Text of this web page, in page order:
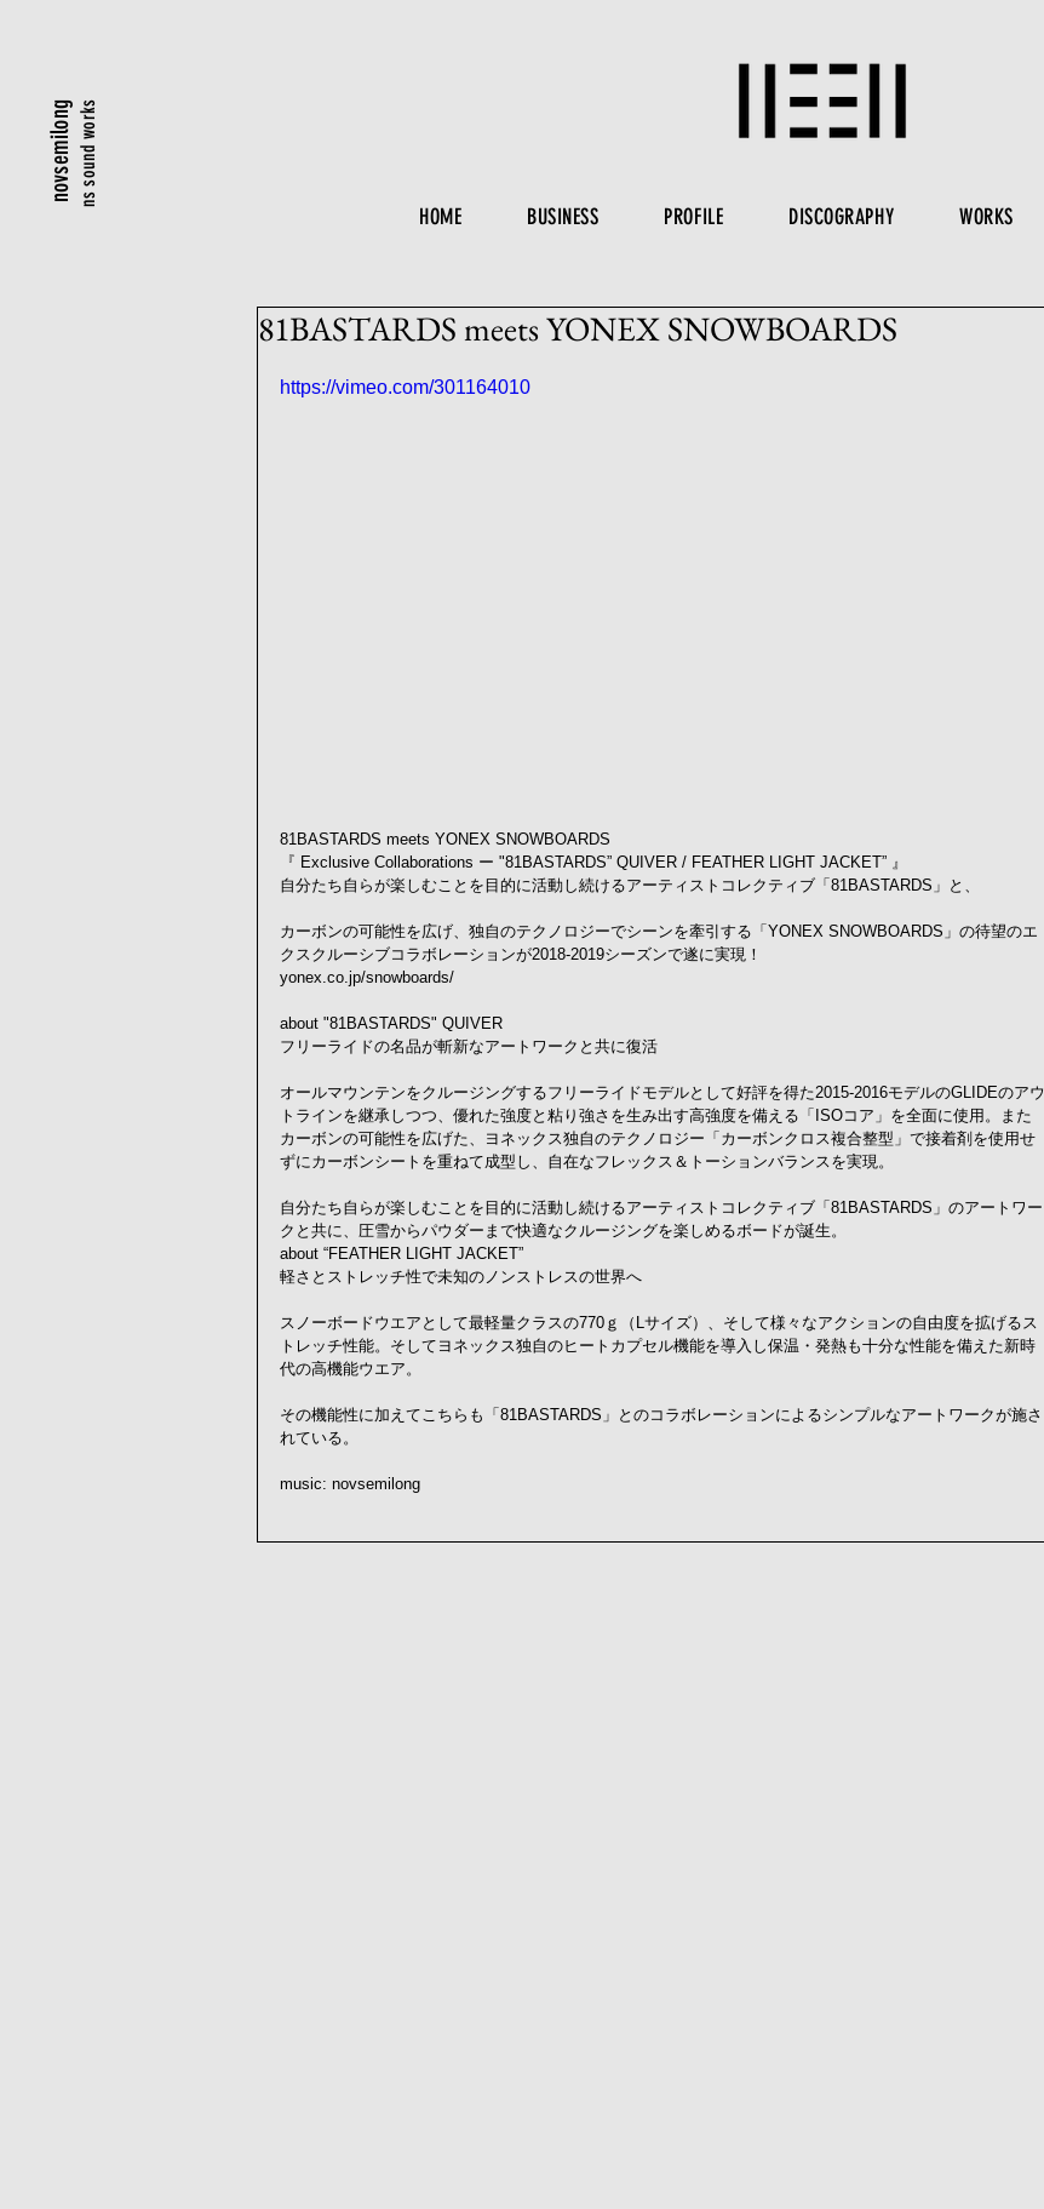
ns sound works
novsemilong
HOME BUSINESS PROFILE DISCOGRAPHY WORKS
81BASTARDS meets YONEX SNOWBOARDS
https://vimeo.com/301164010
81BASTARDS meets YONEX SNOWBOARDS
『 Exclusive Collaborations ー "81BASTARDS” QUIVER / FEATHER LIGHT JACKET” 』
自分たち自らが楽しむことを目的に活動し続けるアーティストコレクティブ「81BASTARDS」と、
カーボンの可能性を広げ、独自のテクノロジーでシーンを牽引する「YONEX SNOWBOARDS」の待望のエ
クスクルーシブコラボレーションが2018-2019シーズンで遂に実現！
yonex.co.jp/snowboards/
about "81BASTARDS" QUIVER
フリーライドの名品が斬新なアートワークと共に復活
オールマウンテンをクルージングするフリーライドモデルとして好評を得た2015-2016モデルのGLIDEのアウ
トラインを継承しつつ、優れた強度と粘り強さを生み出す高強度を備える「ISOコア」を全面に使用。また
カーボンの可能性を広げた、ヨネックス独自のテクノロジー「カーボンクロス複合整型」で接着剤を使用せ
ずにカーボンシートを重ねて成型し、自在なフレックス＆トーションバランスを実現。
自分たち自らが楽しむことを目的に活動し続けるアーティストコレクティブ「81BASTARDS」のアートワー
クと共に、圧雪からパウダーまで快適なクルージングを楽しめるボードが誕生。
about “FEATHER LIGHT JACKET”
軽さとストレッチ性で未知のノンストレスの世界へ
スノーボードウエアとして最軽量クラスの770ｇ（Lサイズ）、そして様々なアクションの自由度を拡げるス
トレッチ性能。そしてヨネックス独自のヒートカプセル機能を導入し保温・発熱も十分な性能を備えた新時
代の高機能ウエア。
その機能性に加えてこちらも「81BASTARDS」とのコラボレーションによるシンプルなアートワークが施さ
れている。
music: novsemilong